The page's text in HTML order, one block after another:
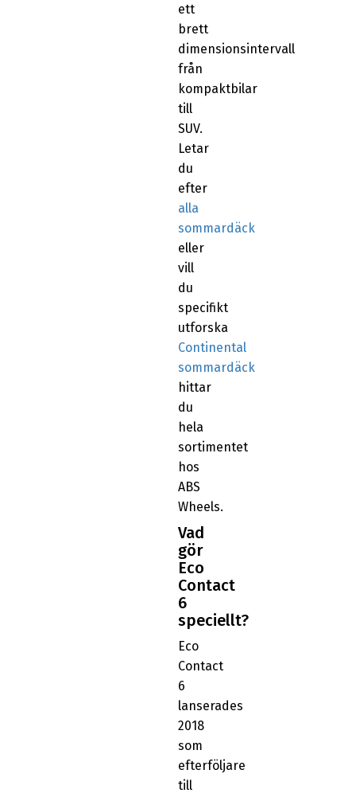
ett
brett
dimensionsintervall
från
kompaktbilar
till
SUV.
Letar
du
efter
alla
sommardäck
eller
vill
du
specifikt
utforska
Continental
sommardäck
hittar
du
hela
sortimentet
hos
ABS
Wheels.
Vad
gör
Eco
Contact
6
speciellt?
Eco
Contact
6
lanserades
2018
som
efterföljare
till